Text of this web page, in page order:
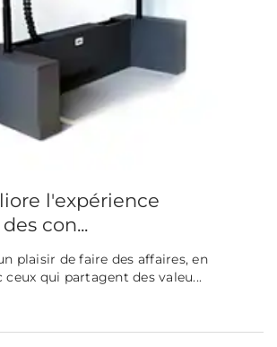
l'expérience
con...
plaisir de faire des affaires, en
qui partagent des valeu...